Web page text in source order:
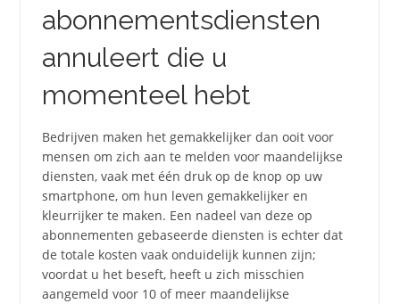
abonnementsdiensten
annuleert die u
momenteel hebt
Bedrijven maken het gemakkelijker dan ooit voor
mensen om zich aan te melden voor maandelijkse
diensten, vaak met één druk op de knop op uw
smartphone, om hun leven gemakkelijker en
kleurrijker te maken. Een nadeel van deze op
abonnementen gebaseerde diensten is echter dat
de totale kosten vaak onduidelijk kunnen zijn;
voordat u het beseft, heeft u zich misschien
aangemeld voor 10 of meer maandelijkse